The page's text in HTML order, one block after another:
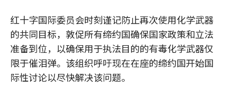
红十字国际委员会时刻谨记防止再次使用化学武器
的共同目标，敦促所有缔约国确保国家政策和立法
准备到位，以确保用于执法目的的有毒化学武器仅
限于催泪弹。该组织呼吁现在在座的缔约国开始国
际性讨论以尽快解决该问题。